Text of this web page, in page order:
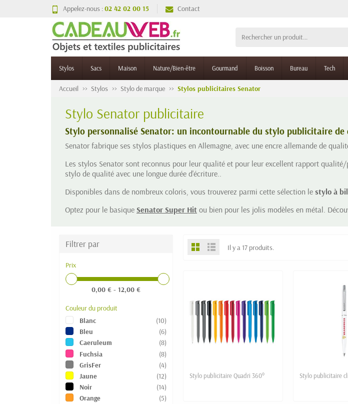
Appelez-nous :02 42 02 00 15 Contact
Stylos Sacs Maison Nature/Bien-être Gourmand Boisson Bureau Tech
Accueil Stylos Stylo de marque Stylos publicitaires Senator
Stylo Senator publicitaire
Stylo personnalisé Senator: un incontournable du stylo publicitaire
Senator fabrique ses stylos plastiques en Allemagne, avec une encre allemande de
Les stylos Senator sont reconnus pour leur qualité et pour leur excellent rapport
stylo de qualité avec une longue durée d'écriture..
Disponibles dans de nombreux coloris, vous trouverez parmi cette sélection le stylo à
Optez pour le basique Senator Super Hit ou bien pour les jolis modèles en métal.
Filtrer par
Prix
0,00 € - 12,00 €
Couleur du produit
Blanc
(10)
Bleu
(6)
Caeruleum
(8)
Fuchsia
(8)
GrisFer
(4)
Jaune
(12)
Noir
(14)
Orange
(5)
Il y a 17 produits.
Stylo publicitaire Quadri 360° Stylo publicitaire